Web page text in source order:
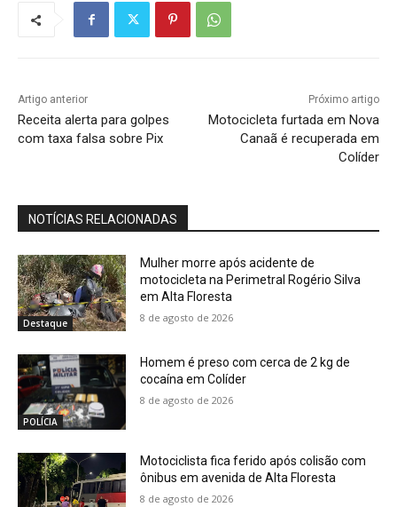
Artigo anterior
Receita alerta para golpes
com taxa falsa sobre Pix
Próximo artigo
Motocicleta furtada em Nova
Canaã é recuperada em
Colíder
NOTÍCIAS RELACIONADAS
Destaque
Mulher morre após acidente de
motocicleta na Perimetral Rogério Silva
em Alta Floresta
8 de agosto de 2026
POLÍCIA
Homem é preso com cerca de 2 kg de
cocaína em Colíder
8 de agosto de 2026
Motociclista fica ferido após colisão com
ônibus em avenida de Alta Floresta
8 de agosto de 2026